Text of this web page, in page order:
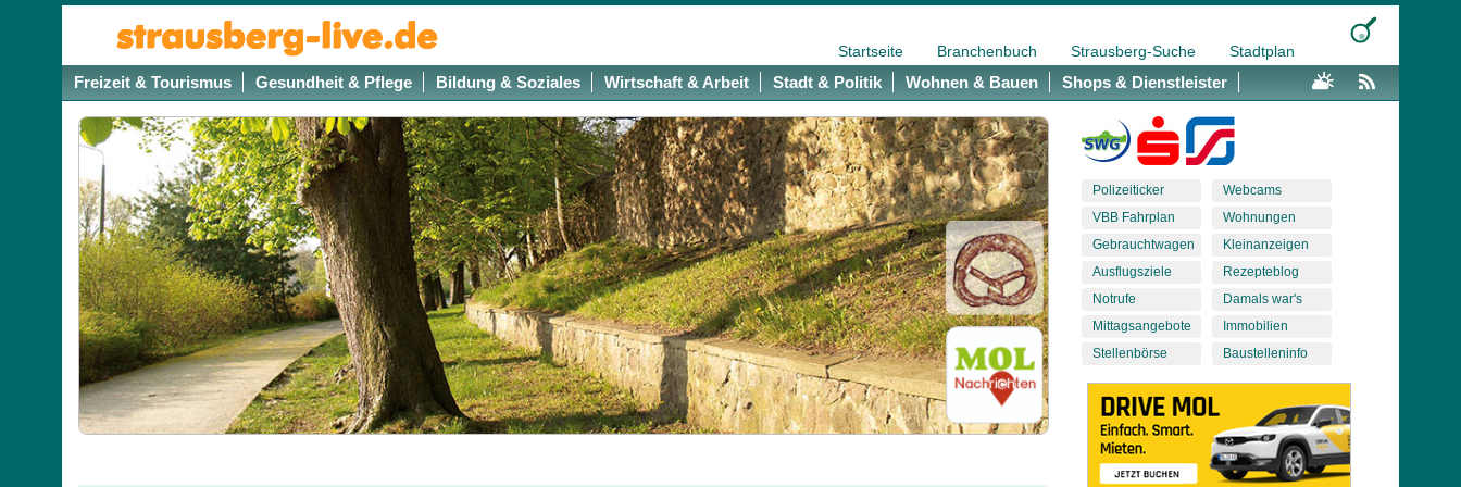
Startseite Branchenbuch Strausberg-Suche Stadtplan
Freizeit & Tourismus Gesundheit & Pflege Bildung & Soziales Wirtschaft & Arbeit Stadt & Politik Wohnen & Bauen Shops & Dienstleister
Polizeiticker
VBB Fahrplan
Gebrauchtwagen
Ausflugsziele
Notrufe
Mittagsangebote
Stellenbörse
Webcams
Wohnungen
Kleinanzeigen
Rezepteblog
Damals war's
Immobilien
Baustelleninfo